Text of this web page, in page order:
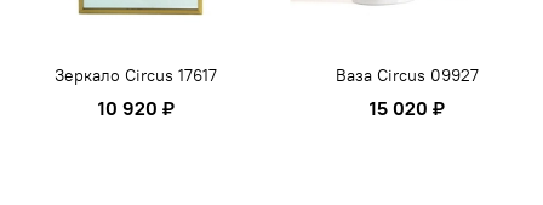
Зеркало Circus 17617
10 920 ₽
Ваза Circus 09927
15 020 ₽